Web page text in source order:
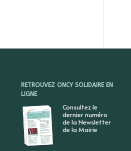
RETROUVEZ ONCY SOLIDAIRE EN
LIGNE
Consultez le
dernier numéro
de la Newsletter
de la Mairie